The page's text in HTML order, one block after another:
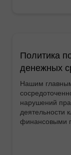
Политика
денежных
Нашим
нарушений
деятельности
финансовыми